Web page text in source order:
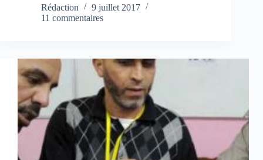
Rédaction
9 juillet 2017
11 commentaires